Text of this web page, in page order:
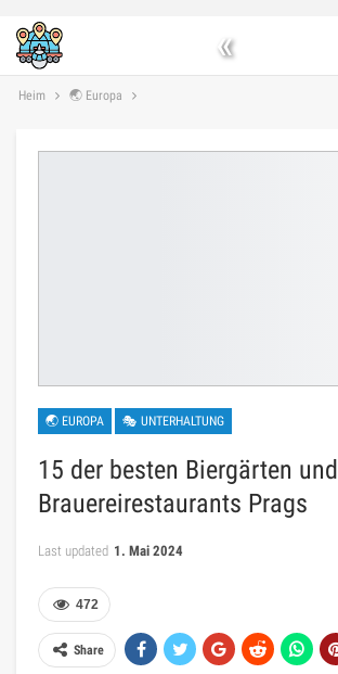
«
Heim 🌏 Europa
🌏 EUROPA 🎭 UNTERHALTUNG
15 der besten Biergärten und
Brauereirestaurants Prags
Last updated 1. Mai 2024
472
Share